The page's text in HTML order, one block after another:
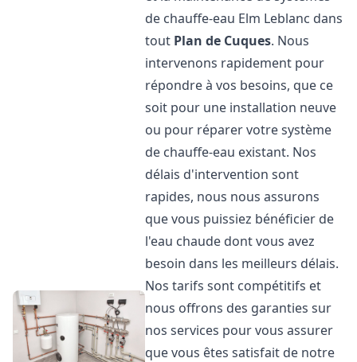
de chauffe-eau Elm Leblanc dans
tout Plan de Cuques. Nous
intervenons rapidement pour
répondre à vos besoins, que ce
soit pour une installation neuve
ou pour réparer votre système
de chauffe-eau existant. Nos
délais d'intervention sont
rapides, nous nous assurons
que vous puissiez bénéficier de
l'eau chaude dont vous avez
besoin dans les meilleurs délais.
Nos tarifs sont compétitifs et
nous offrons des garanties sur
nos services pour vous assurer
que vous êtes satisfait de notre